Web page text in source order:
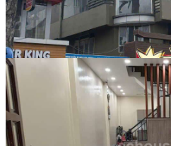
Nhà phố
15 Tỷ
Mã:
Hẻm 4m gần
Phương .P 8. Q10